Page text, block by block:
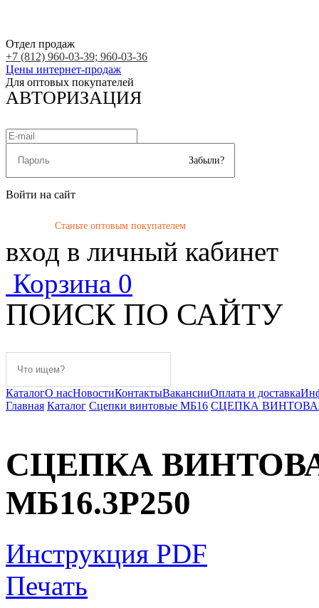
Отдел продаж
+7 (812) 960-03-39; 960-03-36
Цены интернет-продаж
Для оптовых покупателей
АВТОРИЗАЦИЯ
Забыли?
Войти на сайт
Станьте оптовым покупателем
вход в личный кабинет
Корзина 0
ПОИСК ПО САЙТУ
КаталогО насНовостиКонтактыВакансииОплата и доставка
Главная Каталог Сцепки винтовые МБ16 СЦЕПКА
СЦЕПКА
МБ16.3Р250
Инструкция PDF
Печать